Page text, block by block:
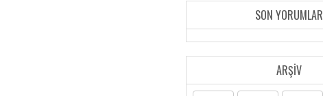
SON YORUMLAR
ARŞIV